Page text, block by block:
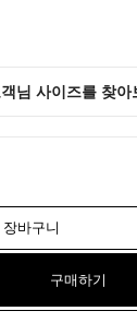
장바구니
구매하기